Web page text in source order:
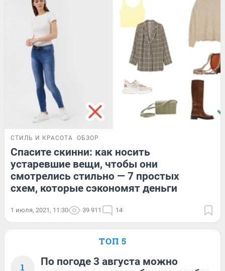
СТИЛЬ И КРАСОТА ОБЗОР
Спасите скинни: как носить
устаревшие вещи, чтобы они
смотрелись стильно — 7 простых
схем, которые сэкономят деньги
1 июля, 2021, 11:30 39 911 14
ТОП 5
1
По погоде 3 августа можно